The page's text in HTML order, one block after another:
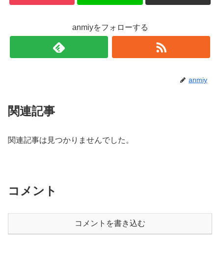
anmiyをフォローする
anmiy
関連記事
関連記事は見つかりませんでした。
コメント
コメントを書き込む